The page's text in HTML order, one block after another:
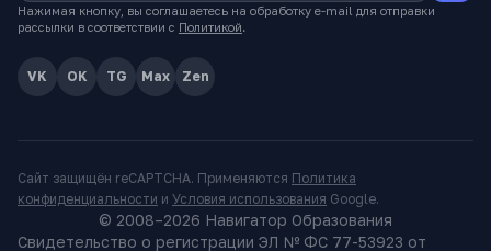
Нажимая кнопку, вы соглашаетесь на обработку e-mail для отправки
рассылки в соответствии с Политикой.
VK OK TG Max Zen
Сайт защищён reCAPTCHA. Применяются Политика
конфиденциальности и Условия использования Google.
© 2008–2026 Навигатор Образования
Свидетельство о регистрации ЭЛ № ФС 77-53923 от